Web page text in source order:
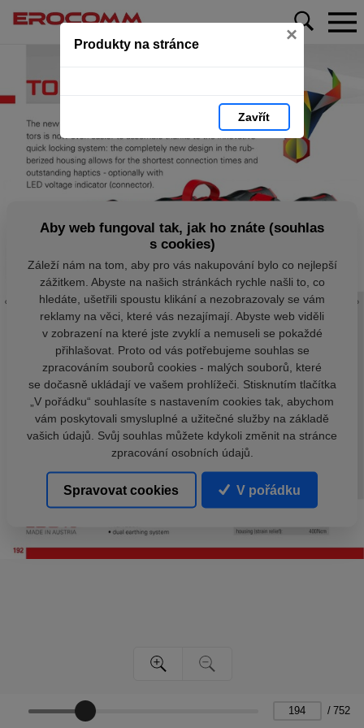
Produkty na stránce ×
Zavřít
/ 752
Aby web fungoval tak, jak ho znáte (souhlas
s cookies)
Záleží nám na tom, aby pro vás nakupování bylo co nejlepší
zážitkem. Abyste na našich stránkách rychle našli to, co
hledáte, ušetřili spoustu klikání a nezobrazovaly se vám
reklamy na věci, které vás nezajímají. Abyste web viděli
v zobrazení na které jste zvyklí a nemuseli se pokaždé
přihlašovat. Proto od vás potřebujeme souhlas se
zpracováním souborů cookies - malých souborů, které
se dočasně ukládají ve vašem prohlížeči. Stisknutím tlačítka
„V pořádku“ souhlasíte s nastavením cookies tak, abychom
vám poskytovali smysluplné a užitečné služby na základě
vašich údajů. Svůj souhlas můžete kdykoli změnit na stránce
zpracování osobních údajů.
Spravovat cookies V pořádku